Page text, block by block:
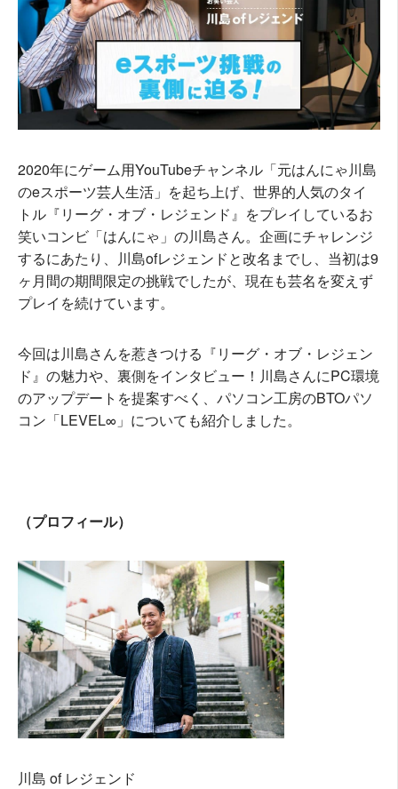
2020年にゲーム用YouTubeチャンネル「元はんにゃ川島
のeスポーツ芸人生活」を起ち上げ、世界的人気のタイ
トル『リーグ・オブ・レジェンド』をプレイしているお
笑いコンビ「はんにゃ」の川島さん。企画にチャレンジ
するにあたり、川島ofレジェンドと改名までし、当初は9
ヶ月間の期間限定の挑戦でしたが、現在も芸名を変えず
プレイを続けています。
今回は川島さんを惹きつける『リーグ・オブ・レジェン
ド』の魅力や、裏側をインタビュー！川島さんにPC環境
のアップデートを提案すべく、パソコン工房のBTOパソ
コン「LEVEL∞」についても紹介しました。
（プロフィール）
川島 of レジェンド